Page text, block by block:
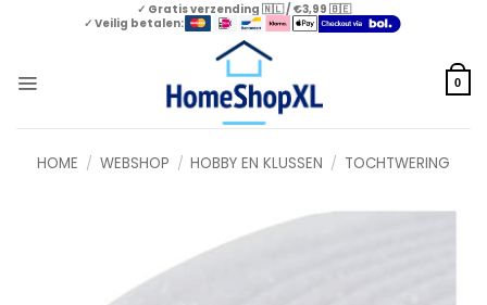
✓ Gratis verzending 🇳🇱 / €3,99 🇧🇪
✓ Veilig betalen:
0
HOME / WEBSHOP / HOBBY EN KLUSSEN / TOCHTWERING